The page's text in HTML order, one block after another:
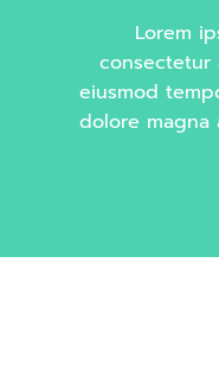
Lorem
eiusmod
dolore magna